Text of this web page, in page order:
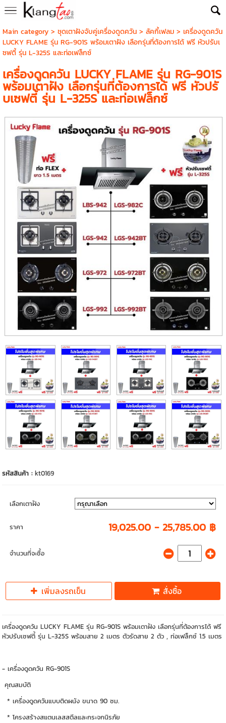
Main category> ชุดเตาฝังจับคู่เครื่องดูดควัน> ลัคกี้เฟลม> เครื่องดูดควัน
LUCKY FLAME รุ่น RG-901S พร้อมเตาฝัง เลือกรุ่นที่ต้องการได้ ฟรี หัวปรับเ
ซฟตี้ รุ่น L-325S และท่อเฟล็กซ์
เครื่องดูดควัน LUCKY FLAME รุ่น RG-901S
พร้อมเตาฝัง เลือกรุ่นที่ต้องการได้ ฟรี หัวปรั
บเซฟตี้ รุ่น L-325S และท่อเฟล็กซ์
รหัสสินค้า :kt0169
เลือกเตาฝัง
ราคา 19,025.00 - 25,785.00 ฿
จำนวนที่จะซื้อ
เพิ่มลงรถเข็น สั่งซื้อ
เครื่องดูดควัน LUCKY FLAME รุ่น RG-901S พร้อมเตาฝัง เลือกรุ่นที่ต้องการได้ ฟรี
หัวปรับเซฟตี้ รุ่น L-325S พร้อมสาย 2 เมตร ตัวรัดสาย 2 ตัว , ท่อเฟล็กซ์ 1.5 เมตร
- เครื่องดูดควัน RG-901S
คุณสมบัติ
* เครื่องดูดควันแบบติดผนัง ขนาด 90 ซม.
* โครงสร้างสแตนเลสสตีลและกระจกนิรภัย